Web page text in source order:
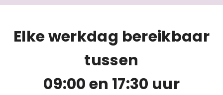
Elke werkdag bereikbaar
tussen
09:00 en 17:30 uur